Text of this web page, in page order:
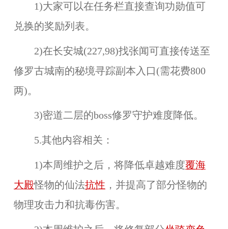
1)大家可以在任务栏直接查询功勋值可
兑换的奖励列表。
2)在长安城(227,98)找张闻可直接传送至
修罗古城南的秘境寻踪副本入口(需花费800
两)。
3)密道二层的boss修罗守护难度降低。
5.其他内容相关：
1)本周维护之后，将降低卓越难度覆海
大殿怪物的仙法抗性 ，并提高了部分怪物的
物理攻击力和抗毒伤害。